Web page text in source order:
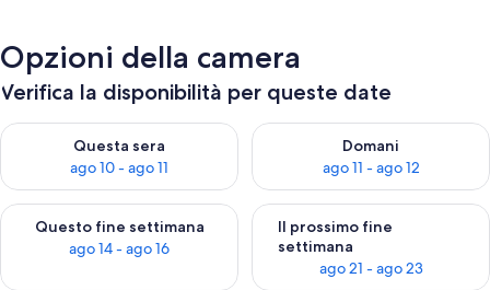
Opzioni della camera
Verifica la disponibilità per queste date
Questa sera
ago 10 - ago 11
Verifica la disponibilità per questa sera, ago 10 - ago 11
Domani
ago 11 - ago 12
Verifica la disponibilità per
Questo fine settimana
ago 14 - ago 16
Verifica la disponibilità per questo fine settimana, ago 14 -
Il prossimo fine
settimana
ago 21 - ago 23
Verifica la disponibilità per il